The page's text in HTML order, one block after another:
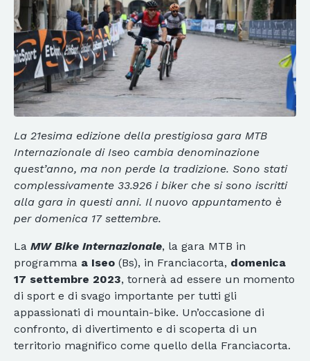
La 21esima edizione della prestigiosa gara MTB
Internazionale di Iseo cambia denominazione
quest’anno, ma non perde la tradizione. Sono stati
complessivamente 33.926 i biker che si sono iscritti
alla gara in questi anni. Il nuovo appuntamento è
per domenica 17 settembre.
La MW Bike Internazionale, la gara MTB in
programma a Iseo (Bs), in Franciacorta, domenica
17 settembre 2023, tornerà ad essere un momento
di sport e di svago importante per tutti gli
appassionati di mountain-bike. Un’occasione di
confronto, di divertimento e di scoperta di un
territorio magnifico come quello della Franciacorta.